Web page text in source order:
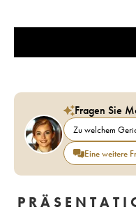
Fragen Sie
Zu welchem
Eine weitere